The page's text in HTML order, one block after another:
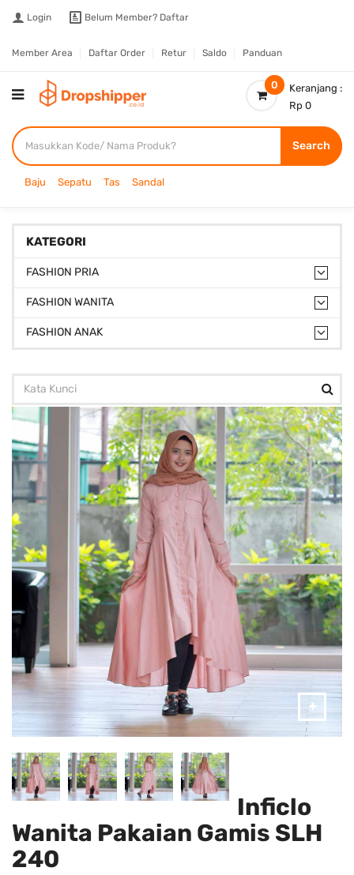
Login Belum Member? Daftar
Member Area Daftar Order Retur Saldo Panduan
0
Keranjang :
Rp 0
Search
Baju Sepatu Tas Sandal
KATEGORI
FASHION PRIA
FASHION WANITA
FASHION ANAK
Inficlo
Wanita Pakaian Gamis SLH
240